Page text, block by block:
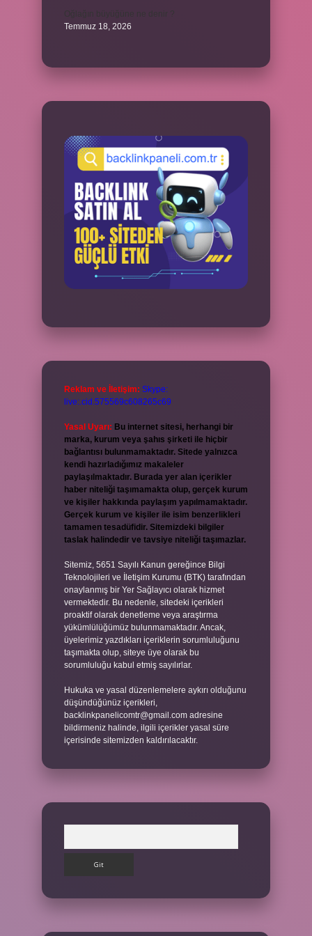
Temmuz 18, 2026
Reklam ve İletişim: Skype:
live:.cid.575569c608265c69
Yasal Uyarı: Bu internet sitesi, herhangi bir
marka, kurum veya şahıs şirketi ile hiçbir
bağlantısı bulunmamaktadır. Sitede yalnızca
kendi hazırladığımız makaleler
paylaşılmaktadır. Burada yer alan içerikler
haber niteliği taşımamakta olup, gerçek kurum
ve kişiler hakkında paylaşım yapılmamaktadır.
Gerçek kurum ve kişiler ile isim benzerlikleri
tamamen tesadüfidir. Sitemizdeki bilgiler
taslak halindedir ve tavsiye niteliği taşımazlar.
Sitemiz, 5651 Sayılı Kanun gereğince Bilgi
Teknolojileri ve İletişim Kurumu (BTK) tarafından
onaylanmış bir Yer Sağlayıcı olarak hizmet
vermektedir. Bu nedenle, sitedeki içerikleri
proaktif olarak denetleme veya araştırma
yükümlülüğümüz bulunmamaktadır. Ancak,
üyelerimiz yazdıkları içeriklerin sorumluluğunu
taşımakta olup, siteye üye olarak bu
sorumluluğu kabul etmiş sayılırlar.
Hukuka ve yasal düzenlemelere aykırı olduğunu
düşündüğünüz içerikleri,
backlinkpanelicomtr@gmail.com adresine
bildirmeniz halinde, ilgili içerikler yasal süre
içerisinde sitemizden kaldırılacaktır.